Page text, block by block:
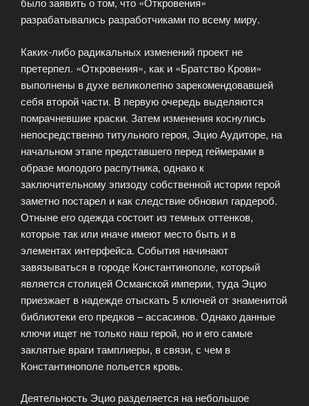
разрабатывались разработчиками по всему миру.
Каких-либо радикальных изменений проект не
претерпел. «Откровения», как и «Братство Крови»
выполнены в духе великолепно зарекомендовавшей
себя второй части. В первую очередь выделяются
помрачневшие краски. Затем изменения коснулись
непосредственно титульного героя, Эцио Аудиторе, на
начальном этапе представшего перед геймерами в
образе молодого распутника, однако к
заключительному эпизоду собственной истории герой
заметно постарел и как следствие обновил гардероб.
Отныне его одежда состоит из темных оттенков,
которые так или иначе имеют место быть и в
элементах интерфейса. События начинают
завязываться в городе Константинополе, который
является столицей Османской империи, туда Эцио
приезжает в надежде отыскать 5 ключей от знаменитой
библиотеки его предков – ассасинов. Однако данные
ключи ищет не только наш герой, но и его самые
заклятые враги тамплиеры, в связи, с чем в
Константинополе польется кровь.
Деятельность Эцио разделяется на небольшое